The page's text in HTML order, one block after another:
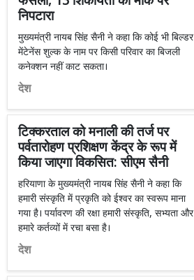
निपटारा
मुख्यमंत्री नायब सिंह सैनी ने कहा कि कोई भी बिल्डर
मेंटेनेंस शुल्क के नाम पर किसी परिवार का बिजली
कनेक्शन नहीं काट सकता।
देश
टिक्करताल को मनाली की तर्ज पर
पर्वतारोहण प्रशिक्षण केंद्र के रूप में
किया जाएगा विकसित: सीएम सैनी
हरियाणा के मुख्यमंत्री नायब सिंह सैनी ने कहा कि
हमारी संस्कृति में प्रकृति को ईश्वर का स्वरूप माना
गया है। पर्यावरण की रक्षा हमारी संस्कृति, सभ्यता और
हमारे कर्तव्यों में रचा बसा है।
देश